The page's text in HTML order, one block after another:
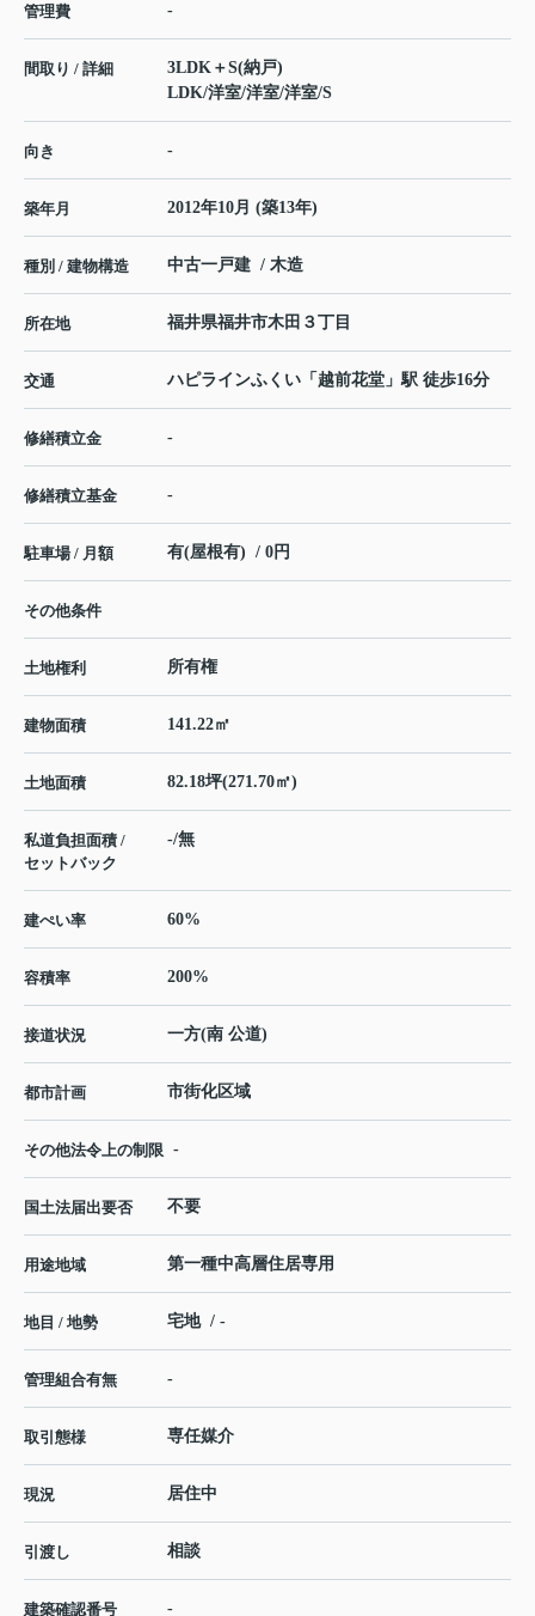
管理費 -
間取り / 詳細
3LDK＋S(納戸)
LDK/洋室/洋室/洋室/S
向き -
築年月 2012年10月 (築13年)
種別 / 建物構造 中古一戸建 / 木造
所在地 福井県福井市木田 ３丁目
交通 ハピラインふくい 「 越前花堂 」駅 徒歩16分
修繕積立金 -
修繕積立基金 -
駐車場 / 月額 有(屋根有) / 0円
その他条件
土地権利 所有権
建物面積 141.22㎡
土地面積 82.18坪(271.70㎡)
私道負担面積 /
セットバック
-/無
建ぺい率 60%
容積率 200%
接道状況 一方(南 公道)
都市計画 市街化区域
その他法令上の制限 -
国土法届出要否 不要
用途地域 第一種中高層住居専用
地目 / 地勢 宅地 / -
管理組合有無 -
取引態様 専任媒介
現況 居住中
引渡し 相談
建築確認番号 -